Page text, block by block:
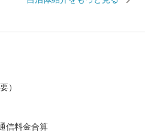
本のマチュピチュ」とも称される
子畑選鉱場跡」などがありま
が特長です。 ふるさと納税の返
物や天ぷら、焼きねぎなどで食
）
信料金合算